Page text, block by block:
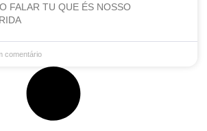
FALAR TU QUE ÉS NOSSO
comentário